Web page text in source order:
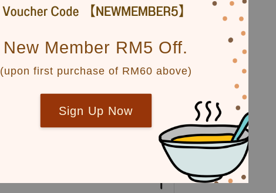
New Member RM5 Off.
(upon first purchase of RM60 above)
Sign Up Now